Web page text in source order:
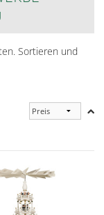
Sortieren und